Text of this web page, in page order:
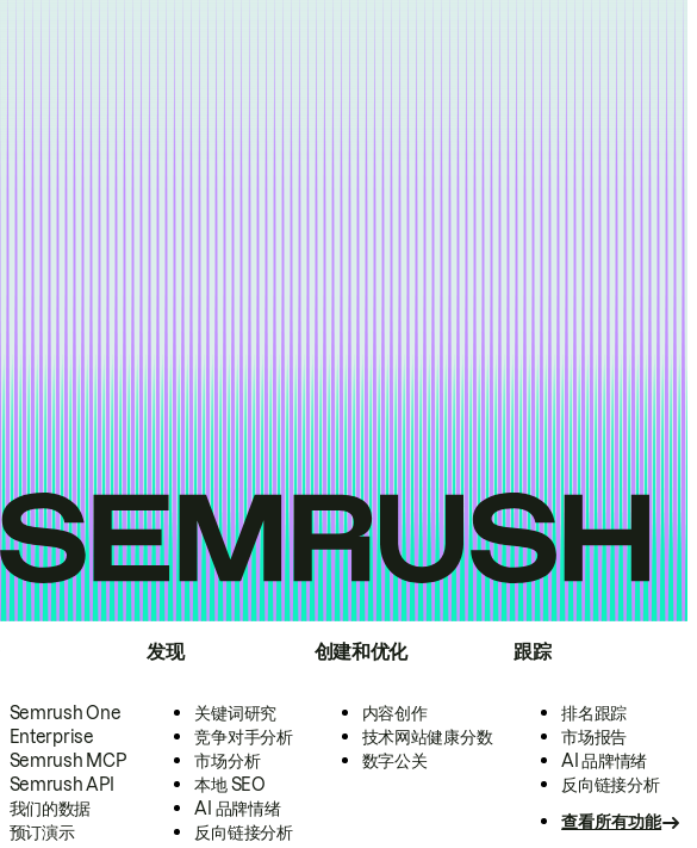
Semrush One
Enterprise
Semrush MCP
Semrush API
我们的数据
预订演示
发现
关键词研究
竞争对手分析
市场分析
本地 SEO
AI 品牌情绪
反向链接分析
创建和优化
内容创作
技术网站健康分数
数字公关
跟踪
排名跟踪
市场报告
AI 品牌情绪
反向链接分析
查看所有功能